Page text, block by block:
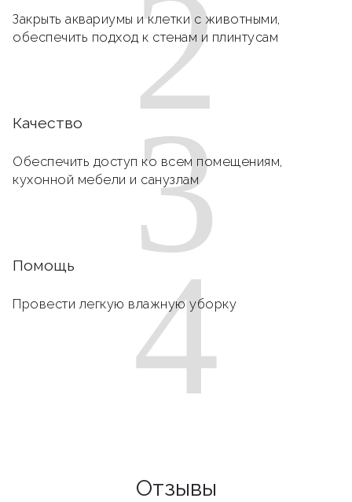
2
Закрыть аквариумы и клетки с животными,
обеспечить подход к стенам и плинтусам
3
Качество
Обеспечить доступ ко всем помещениям,
кухонной мебели и санузлам
4
Помощь
Провести легкую влажную уборку
Отзывы